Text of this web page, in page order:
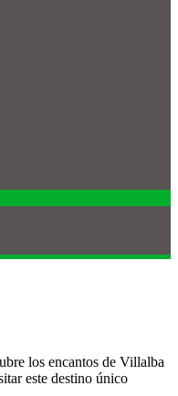
los encantos de Villalba
este destino único